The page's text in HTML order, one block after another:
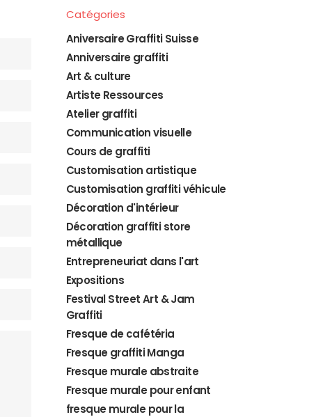
Catégories
Aniversaire Graffiti Suisse
Anniversaire graffiti
Art & culture
Artiste Ressources
Atelier graffiti
Communication visuelle
Cours de graffiti
Customisation artistique
Customisation graffiti véhicule
Décoration d'intérieur
Décoration graffiti store
métallique
Entrepreneuriat dans l'art
Expositions
Festival Street Art & Jam
Graffiti
Fresque de cafétéria
Fresque graffiti Manga
Fresque murale abstraite
Fresque murale pour enfant
fresque murale pour la